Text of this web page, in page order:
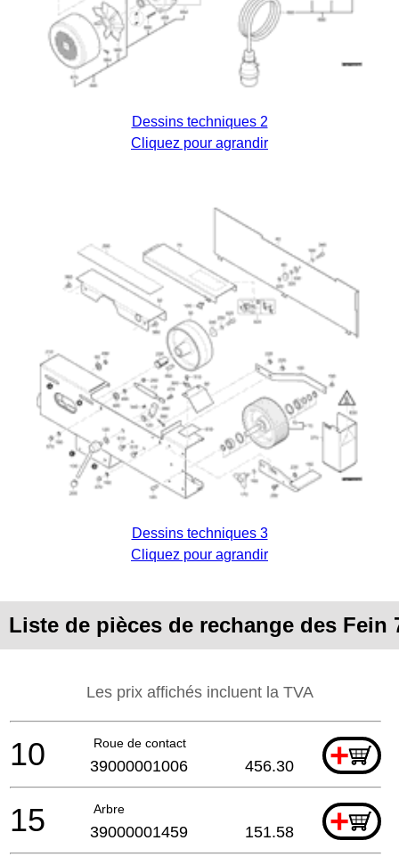
Dessins techniques 2
Cliquez pour agrandir
Dessins techniques 3
Cliquez pour agrandir
Liste de pièces de rechange des Fein
Les prix affichés incluent la TVA
Roue de contact +
10 39000001006 456.30
Arbre +
15 39000001459 151.58